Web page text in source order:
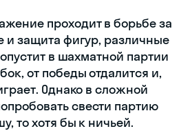
проходит в борьбе за
и защита фигур, различные
в шахматной партии
от победы отдалится и,
Однако в сложной
свести партию
то хотя бы к ничьей.